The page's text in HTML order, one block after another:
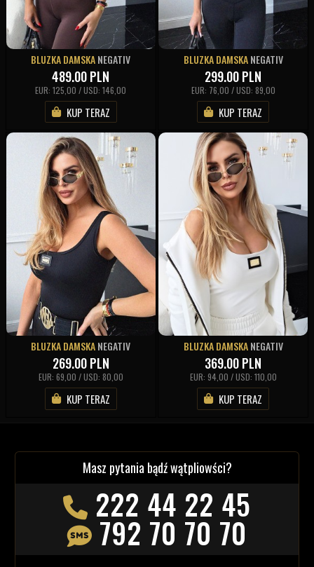
BLUZKA DAMSKANEGATIV
489.00PLN
EUR: 125,00 / USD: 146,00
KUP TERAZ
BLUZKA DAMSKANEGATIV
299.00PLN
EUR: 76,00 / USD: 89,00
KUP TERAZ
BLUZKA DAMSKANEGATIV
269.00PLN
EUR: 69,00 / USD: 80,00
KUP TERAZ
BLUZKA DAMSKANEGATIV
369.00PLN
EUR: 94,00 / USD: 110,00
KUP TERAZ
Masz pytania bądź wątpliowści?
222 44 22 45
792 70 70 70